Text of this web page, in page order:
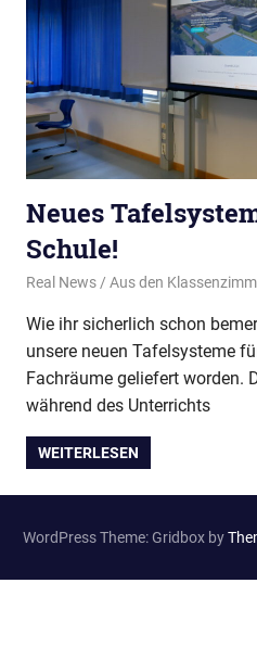
Neues
Schule!
2. Mai 2024
Real News Aus den
Wie ihr sicherlich schon
unsere neuen Tafelsysteme
Fachräume geliefert worden.
während des Unterrichts
WEITERLESEN
WordPress Theme: Gridbox by